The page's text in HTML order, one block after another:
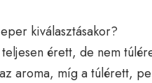
kiválasztásakor?
teljesen érett, de nem
aroma, míg a túlérett,